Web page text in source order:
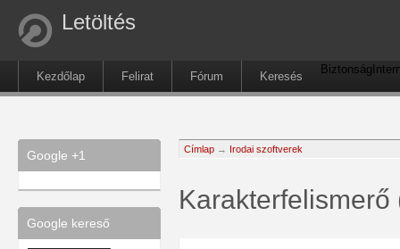
Letöltés
Kezdőlap Felirat Fórum Keresés
Biztonság
Google +1
Google kereső
Címlap → Irodai szoftverek
Karakterfelismerő